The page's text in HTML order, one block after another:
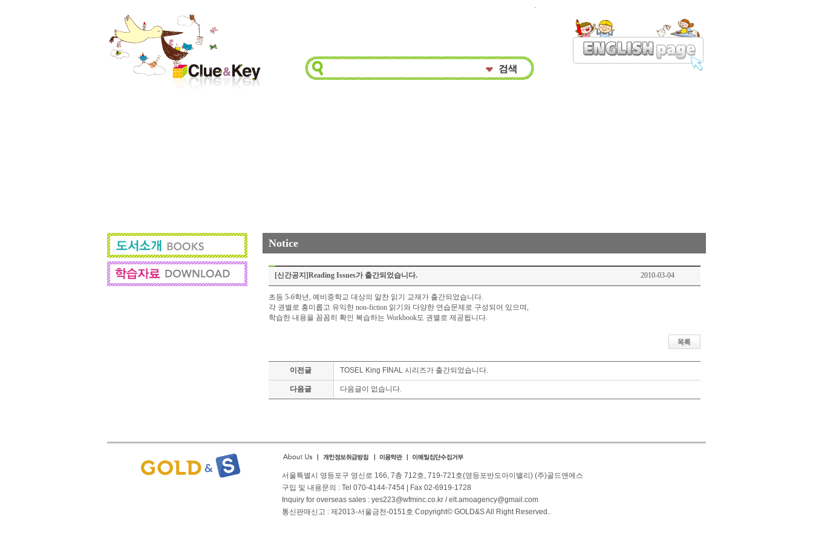
.
Notice
[신간공지]Reading Issues가 출간되었습니다. 2010-03-04
초등 5-6학년, 예비중학교 대상의 알찬 읽기 교재가 출간되었습니다.
각 권별로 흥미롭고 유익한 non-fiction 읽기와 다양한 연습문제로 구성되어 있으며,
학습한 내용을 꼼꼼히 확인 복습하는 Workbook도 권별로 제공됩니다.
이전글 TOSEL King FINAL 시리즈가 출간되었습니다.
다음글 다음글이 없습니다.
서울특별시 영등포구 영신로 166, 7층 712호, 719-721호(영등포반도아이밸리) (주)골드앤에스
구입 및 내용문의 : Tel 070-4144-7454 | Fax 02-6919-1728
Inquiry for overseas sales : yes223@wfminc.co.kr / elt.amoagency@gmail.com
통신판매신고 : 제2013-서울금천-0151호 Copyright© GOLD&S All Right Reserved..